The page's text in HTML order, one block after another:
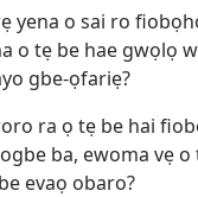
yena o sai ro
o tẹ be hae gwọlọ
gbe-ọfariẹ?
ra ọ tẹ be hai
ba, ewoma vẹ o
evaọ obaro?